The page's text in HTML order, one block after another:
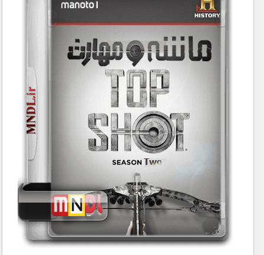
سرگرمی
شناخت کودکان
مسابقات / ورزشی
مستند های اختصاصی